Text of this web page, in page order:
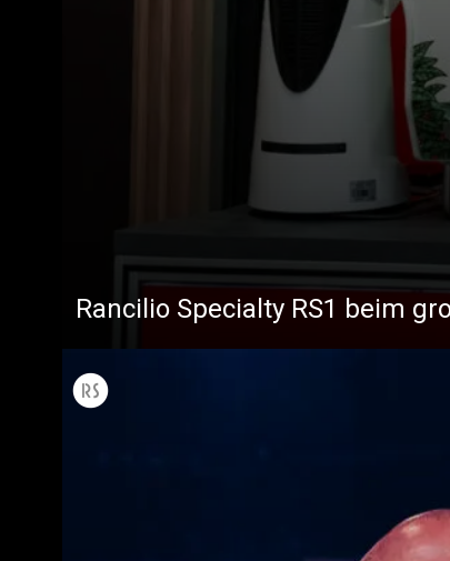
Rancilio Specialty RS1 beim